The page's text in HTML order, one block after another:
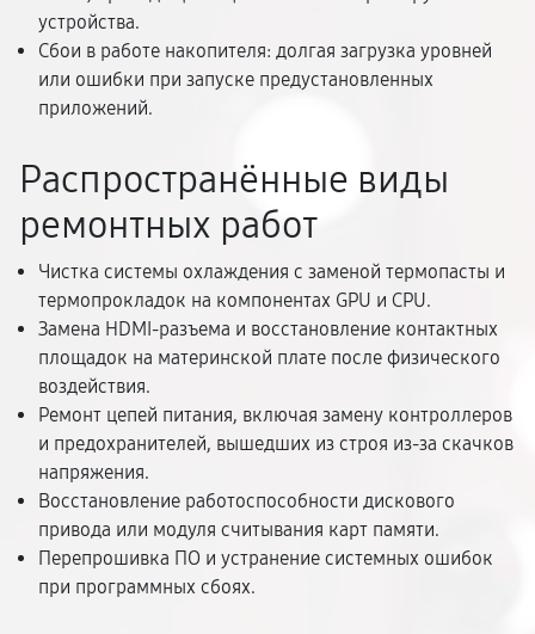
устройства.
Сбои в работе накопителя: долгая загрузка уровней
или ошибки при запуске предустановленных
приложений.
Распространённые виды
ремонтных работ
Чистка системы охлаждения с заменой термопасты и
термопрокладок на компонентах GPU и CPU.
Замена HDMI-разъема и восстановление контактных
площадок на материнской плате после физического
воздействия.
Ремонт цепей питания, включая замену контроллеров
и предохранителей, вышедших из строя из-за скачков
напряжения.
Восстановление работоспособности дискового
привода или модуля считывания карт памяти.
Перепрошивка ПО и устранение системных ошибок
при программных сбоях.